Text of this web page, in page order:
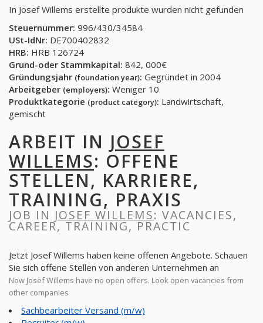
In Josef Willems erstellte produkte wurden nicht gefunden
Steuernummer: 996/430/34584
USt-IdNr: DE700402832
HRB: HRB 126724
Grund-oder Stammkapital: 842, 000€
Gründungsjahr (foundation year): Gegründet in 2004
Arbeitgeber (employers): Weniger 10
Produktkategorie (product category): Landwirtschaft,
gemischt
ARBEIT IN JOSEF
WILLEMS: OFFENE
STELLEN, KARRIERE,
TRAINING, PRAXIS
JOB IN JOSEF WILLEMS: VACANCIES,
CAREER, TRAINING, PRACTIC
Jetzt Josef Willems haben keine offenen Angebote. Schauen
Sie sich offene Stellen von anderen Unternehmen an
Now Josef Willems have no open offers. Look open vacancies from
other companies
Sachbearbeiter Versand (m/w)